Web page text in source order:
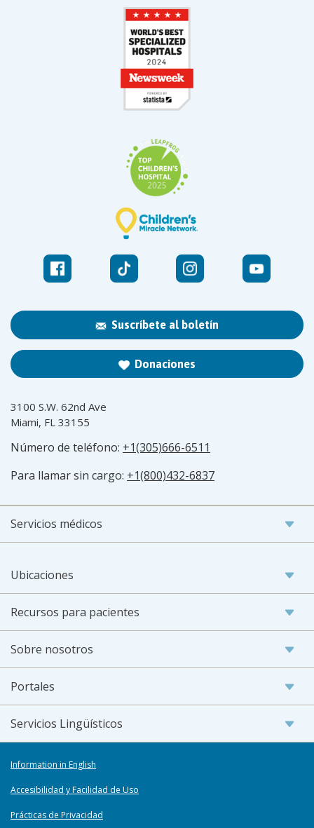
Suscríbete al boletín
Donaciones
3100 S.W. 62nd Ave
Miami, FL 33155
Número de teléfono: +1(305)666-6511
Para llamar sin cargo: +1(800)432-6837
Servicios médicos
Ubicaciones
Recursos para pacientes
Sobre nosotros
Portales
Servicios Lingüísticos
Information in English
Accesibilidad y Facilidad de Uso
Prácticas de Privacidad